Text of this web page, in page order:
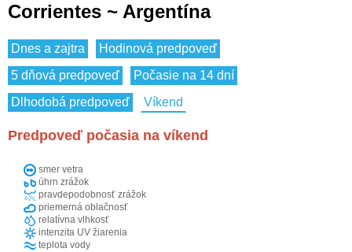
Corrientes ~ Argentína
Dnes a zajtra
Hodinová predpoveď
5 dňová predpoveď
Počasie na 14 dní
Dlhodobá predpoveď
Víkend
Predpoveď počasia na víkend
smer vetra
úhrn zrážok
pravdepodobnosť zrážok
priemerná oblačnosť
relatívna vlhkosť
intenzita UV žiarenia
teplota vody